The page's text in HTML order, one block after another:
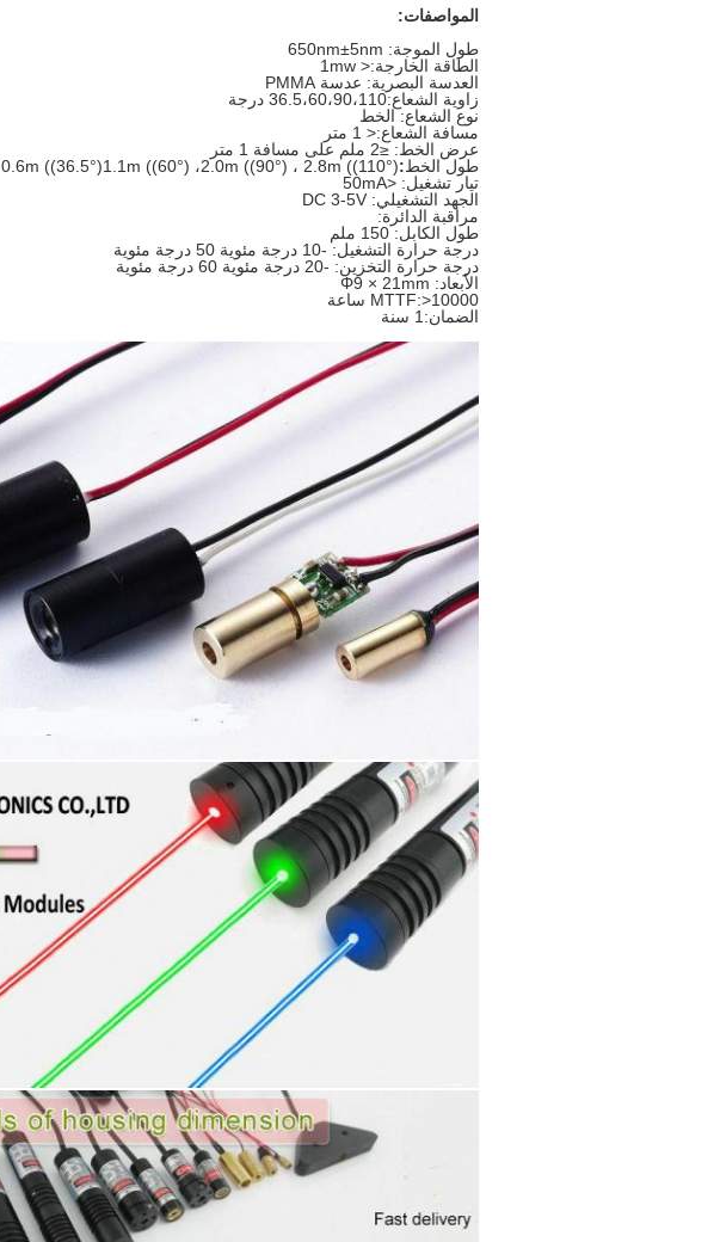
المواصفات:
طول الموجة: 650nm±5nm
الطاقة الخارجة:< 1mw
العدسة البصرية: عدسة PMMA
زاوية الشعاع:36.5،60،90،110 درجة
نوع الشعاع: الخط
مسافة الشعاع:< 1 متر
عرض الخط: ≤2 ملم على مسافة 1 متر
طول الخط:0.6m ((36.5°)1.1m ((60°) ،2.0m ((90°) ، 2.8m ((110°)
تيار تشغيل: <50mA
الجهد التشغيلي: DC 3-5V
مراقبة الدائرة:
طول الكابل: 150 ملم
درجة حرارة التشغيل: -10 درجة مئوية 50 درجة مئوية
درجة حرارة التخزين: -20 درجة مئوية 60 درجة مئوية
الأبعاد: Φ9 × 21mm
MTTF:>10000 ساعة
الضمان:1 سنة